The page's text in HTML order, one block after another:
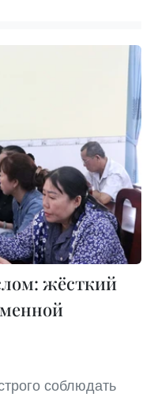
жёсткий
соблюдать